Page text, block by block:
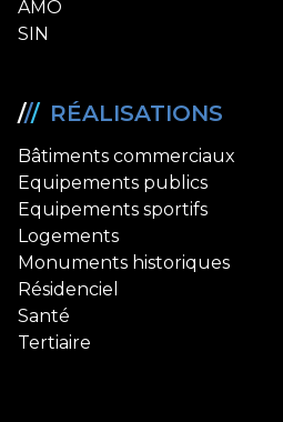
AMO
SIN
/// RÉALISATIONS
Bâtiments commerciaux
Equipements publics
Equipements sportifs
Logements
Monuments historiques
Résidenciel
Santé
Tertiaire